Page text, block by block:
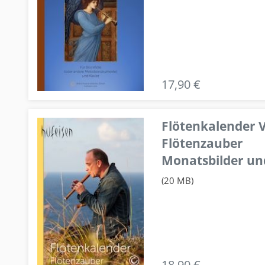
17,90 €
Flötenkalender
Flötenzauber
Monatsbilder
(20 MB)